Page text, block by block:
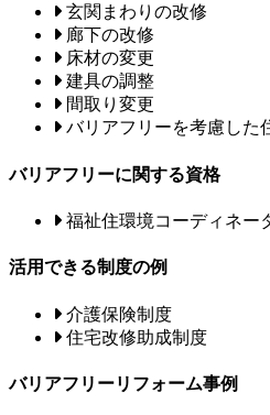
玄関まわりの改修
廊下の改修
床材の変更
建具の調整
間取り変更
バリアフリーを考慮した
バリアフリーに関する資格
福祉住環境コーディネー
活用できる制度の例
介護保険制度
住宅改修助成制度
バリアフリーリフォーム事例